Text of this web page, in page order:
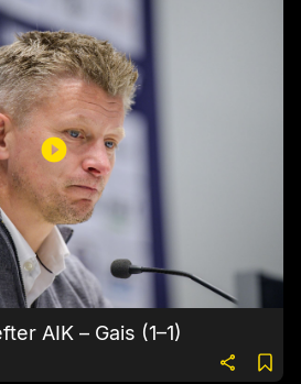
AIK – Gais (1–1)